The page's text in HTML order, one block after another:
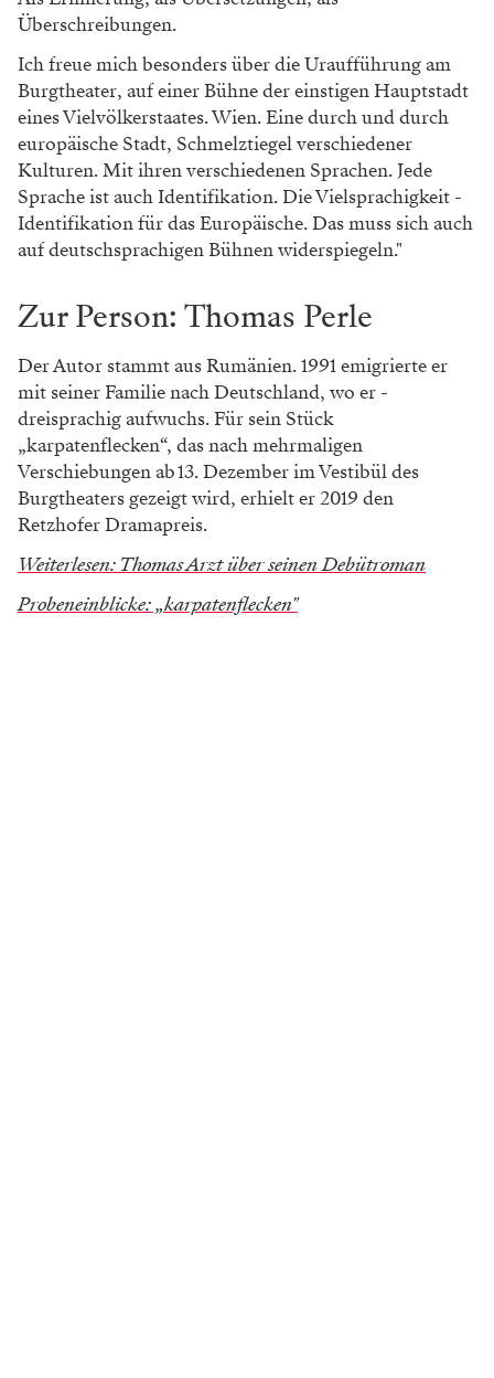
Überschreibungen.
Ich freue mich ­besonders über die Uraufführung am
Burgtheater, auf einer Bühne der einstigen Hauptstadt
eines Vielvölkerstaates. Wien. Eine durch und durch
europäische Stadt, Schmelztiegel verschiedener
Kulturen. Mit ihren verschiedenen Sprachen. Jede
Sprache ist auch Identifikation. Die Vielsprachigkeit ­
Identifikation für das Europäische. Das muss sich auch
auf deutschsprachi­gen Bühnen widerspiegeln."
Zur Person: Thomas Perle
Der Autor stammt aus Rumänien. 1991 emigrierte er
mit seiner Familie nach Deutschland, wo er ­
dreisprachig aufwuchs. Für sein Stück
„karpatenflecken“, das nach mehrmaligen
Verschiebungen ab 13. Dezember im Vestibül des
Burgtheaters gezeigt wird, erhielt er 2019 den
Retzhofer Dramapreis.
Weiterlesen: Thomas Arzt über seinen Debütroman
Probeneinblicke: „karpatenflecken"